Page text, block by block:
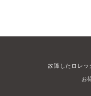
故障したロレッ
お